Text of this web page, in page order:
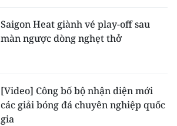
Saigon Heat giành vé play-off sau
màn ngược dòng nghẹt thở
[Video] Công bố bộ nhận diện mới
các giải bóng đá chuyên nghiệp quốc
gia